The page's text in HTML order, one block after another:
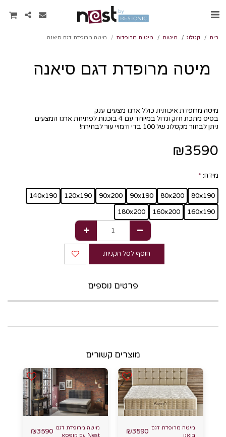
בית קטלוג מיטות מיטות מרופדות מיטה מרופדת דגם סיאנה
מיטה מרופדת דגם סיאנה
ניתן לבחור מקטלוג של 100 בדי ודמויי עור לבחירה!
₪3590
מידה: *
80x190
80x200
90x190
90x200
120x190
140x190
160x190
160x200
180x200
הוסף לסל הקניות
פרטים נוספים
מוצרים קשורים
מיטה מרופדת דגם
בואנו
₪3590
מיטה מרופדת דגם
Nest עם קופסא
₪3590